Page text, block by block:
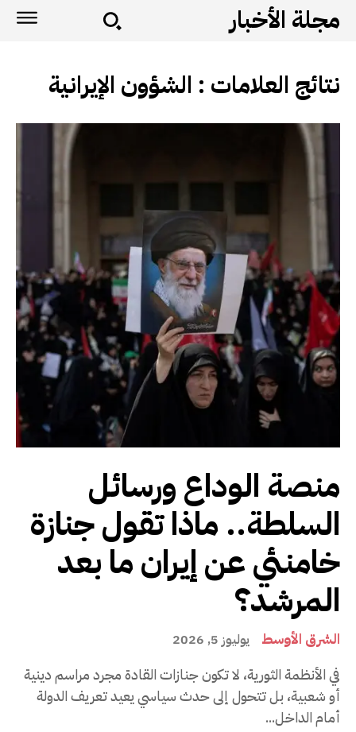
مجلة الأخبار
نتائج العلامات : الشؤون الإيرانية
منصة الوداع ورسائل
السلطة.. ماذا تقول جنازة
خامنئي عن إيران ما بعد
المرشد؟
الشرق الأوسط يوليوز 5, 2026
في الأنظمة الثورية، لا تكون جنازات القادة مجرد مراسم دينية
أو شعبية، بل تتحول إلى حدث سياسي يعيد تعريف الدولة
أمام الداخل...